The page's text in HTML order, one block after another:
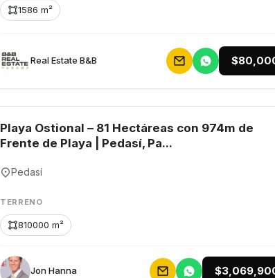
1586 m²
Rеаl Еstаtе В&В
Playa Ostional – 81 Hectáreas con 974m de
Frente de Playa | Pedasí, Pa...
Pedasí
TERRENO
810000 m²
Jon Hanna